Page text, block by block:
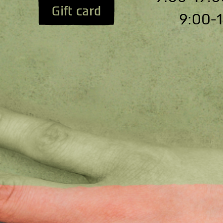
Gift card